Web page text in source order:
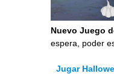
Nuevo Juego
espera, poder
Jugar